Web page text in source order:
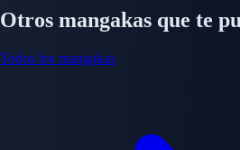
Otros mangakas que te
Todos los mangakas